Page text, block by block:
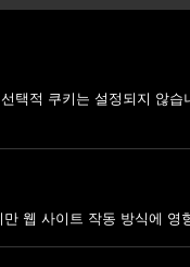
FITNESS
식회사 모던휘트니스코리
택적 쿠키는 설정되지 않습
웹 사이트 작동 방식에 영